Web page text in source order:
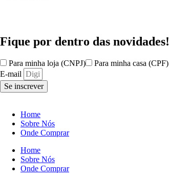
Fique por dentro das novidades!
Para minha loja (CNPJ)
Para minha casa (CPF)
E-mail
Se inscrever
Home
Sobre Nós
Onde Comprar
Home
Sobre Nós
Onde Comprar